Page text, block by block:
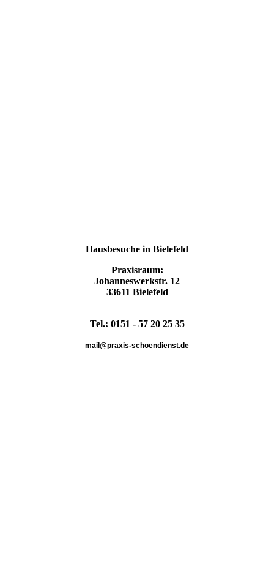
Hausbesuche in Bielefeld
Praxisraum:
Johanneswerkstr. 12
33611 Bielefeld
Tel.: 0151 - 57 20 25 35
mail@praxis-schoendienst.de